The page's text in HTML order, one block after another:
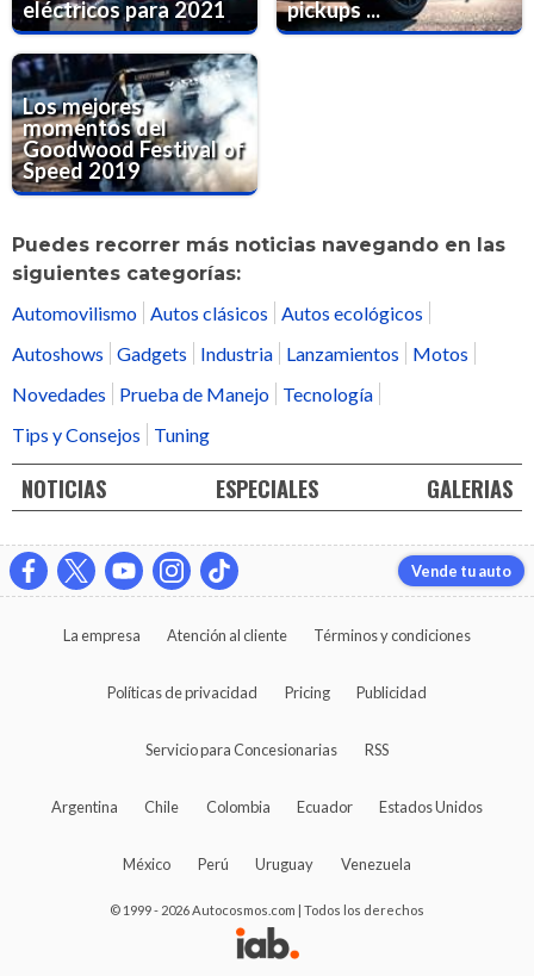
eléctricos para 2021
pickups ...
Los mejores
momentos del
Goodwood Festival of
Speed 2019
Puedes recorrer más noticias navegando en las
siguientes categorías:
Automovilismo Autos clásicos
Autos ecológicos
Autoshows
Gadgets Industria Lanzamientos
Motos
Novedades
Prueba de Manejo
Tecnología
Tips y Consejos
Tuning
NOTICIAS ESPECIALES GALERIAS
Vende tu auto
La empresa Atención al cliente Términos y condiciones
Políticas de privacidad Pricing Publicidad
Servicio para Concesionarias RSS
Argentina Chile Colombia Ecuador Estados Unidos
México Perú Uruguay Venezuela
© 1999 - 2026 Autocosmos.com | Todos los derechos